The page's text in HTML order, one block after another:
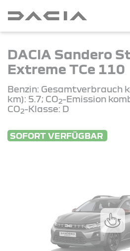
DACIA Sandero
Extreme TCe 110
Benzin: Gesamtverbrauch
km): 5.7; CO2-Emission
CO2-Klasse: D
SOFORT VERFÜGBAR